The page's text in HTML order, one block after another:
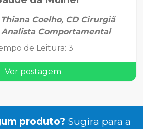
Thiana Coelho, CD Cirurgiã
Comportamental
de Leitura: 3
Ver postagem
produto? Sugira para a